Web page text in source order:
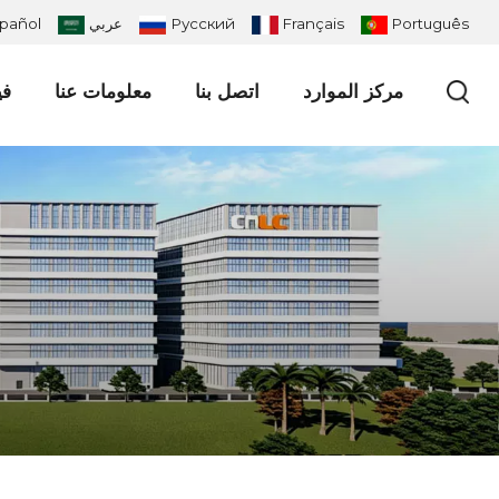
عربي Русский Français Português
معلومات عنا اتصل بنا مركز الموارد